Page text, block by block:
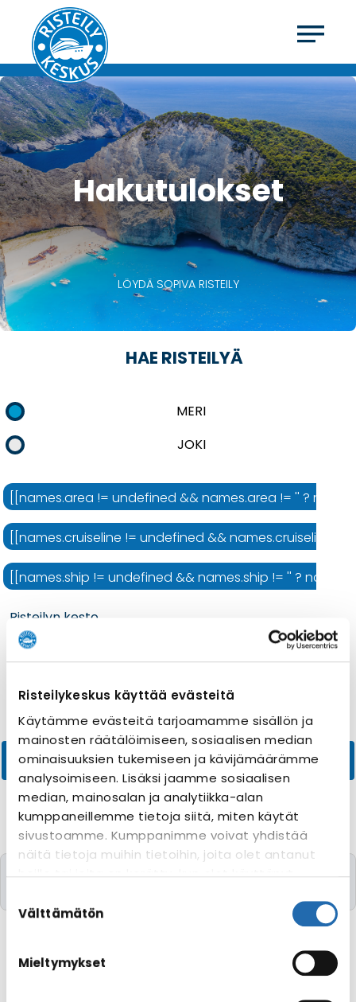
Risteilykeskus käyttää evästeitä
Käytämme evästeitä tarjoamamme sisällön ja
mainosten räätälöimiseen, sosiaalisen median
ominaisuuksien tukemiseen ja kävijämäärämme
analysoimiseen. Lisäksi jaamme sosiaalisen
median, mainosalan ja analytiikka-alan
kumppaneillemme tietoja siitä, miten käytät
sivustoamme. Kumppanimme voivat yhdistää
näitä tietoja muihin tietoihin, joita olet antanut
evästeasetuksiesi hyväksyntää sivuston
linkistä.
valinta
Välttämätön
Mieltymykset
Hakutulokset
LÖYDÄ SOPIVA RISTEILY
HAE RISTEILYÄ
MERI
JOKI
[[names.area != undefined && names.area != '' ?
[[names.cruiseline != undefined && names.cruiseline
[[names.ship != undefined && names.ship != '' ?
Risteilyn kesto